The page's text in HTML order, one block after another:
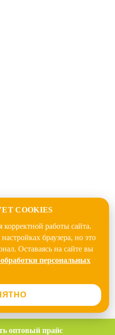
COOKIES
работы сайта.
браузера, но это
Оставаясь на сайте вы
персональных
оптовый прайс